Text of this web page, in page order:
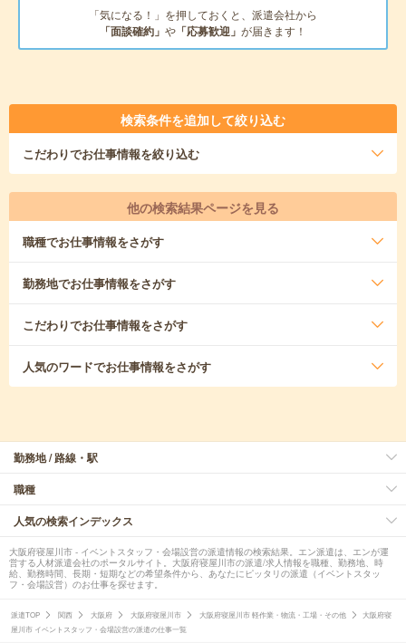
「気になる！」を押しておくと、派遣会社から
「面談確約」 や 「応募歓迎」 が届きます！
検索条件を追加して絞り込む
こだわりでお仕事情報を絞り込む
他の検索結果ページを見る
職種でお仕事情報をさがす
勤務地でお仕事情報をさがす
こだわりでお仕事情報をさがす
人気のワードでお仕事情報をさがす
勤務地 / 路線・駅
職種
人気の検索インデックス
大阪府寝屋川市 - イベントスタッフ・会場設営の派遣情報の検索結果。エン派遣は、エンが運
営する人材派遣会社のポータルサイト。大阪府寝屋川市の派遣/求人情報を職種、勤務地、時
給、勤務時間、長期・短期などの希望条件から、あなたにピッタリの派遣（イベントスタッ
フ・会場設営）のお仕事を探せます。
派遣TOP 関西 大阪府 大阪府寝屋川市 大阪府寝屋川市 軽作業・物流・工場・その他
大阪府寝
屋川市 イベントスタッフ・会場設営の派遣の仕事一覧